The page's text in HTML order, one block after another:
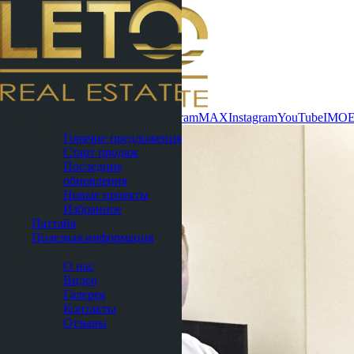
TelegramMAXInstagramYouTubeIMO
Горячие предложения
Старт продаж
Последние
обновления
Новые проекты
Избранное
Паттайя
Полезная информация
О нас
Видео
Галерея
Контакты
Отзывы